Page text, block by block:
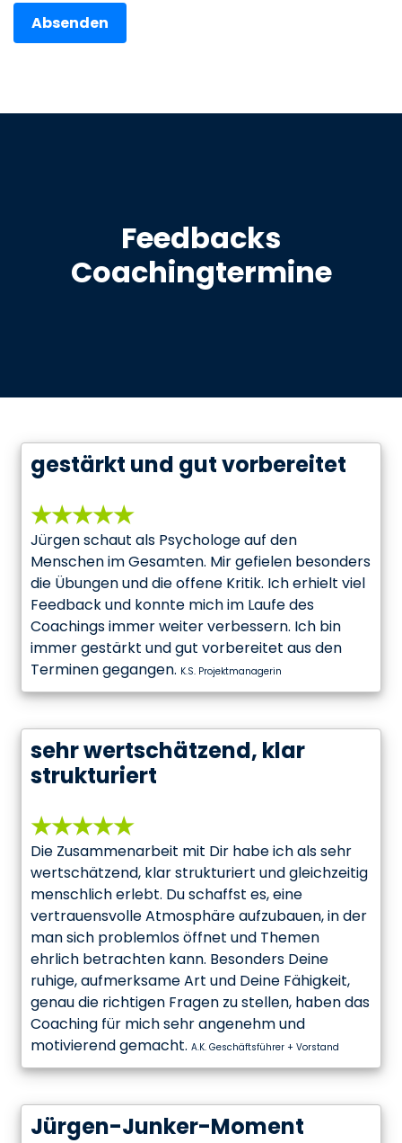
Feedbacks
Coachingtermine
gestärkt und gut vorbereitet
★★★★★
Jürgen schaut als Psychologe auf den
Menschen im Gesamten. Mir gefielen besonders
die Übungen und die offene Kritik. Ich erhielt viel
Feedback und konnte mich im Laufe des
Coachings immer weiter verbessern. Ich bin
immer gestärkt und gut vorbereitet aus den
Terminen gegangen. K.S. Projektmanagerin
sehr wertschätzend, klar
strukturiert
★★★★★
Die Zusammenarbeit mit Dir habe ich als sehr
wertschätzend, klar strukturiert und gleichzeitig
menschlich erlebt. Du schaffst es, eine
vertrauensvolle Atmosphäre aufzubauen, in der
man sich problemlos öffnet und Themen
ehrlich betrachten kann. Besonders Deine
ruhige, aufmerksame Art und Deine Fähigkeit,
genau die richtigen Fragen zu stellen, haben das
Coaching für mich sehr angenehm und
motivierend gemacht. A.K. Geschäftsführer + Vorstand
Jürgen-Junker-Moment